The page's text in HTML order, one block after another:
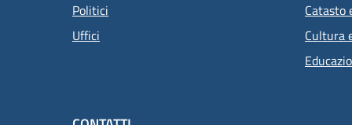
Politici
Uffici
Catasto
Cultura